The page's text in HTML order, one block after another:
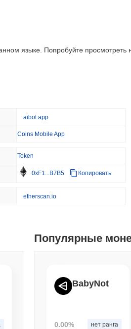
CIRCLE TOKENIZATION
США и
CRYPTO SERVICES
его хранение
Исследователи
August 05 2026
TOKENIZATION
языке. Попробуйте просмотреть
aibot.app
Coins Mobile App
Token
0xF1...B7B5 Копировать
etherscan.io
Популярные
BabyNot
0.00% нет ранга